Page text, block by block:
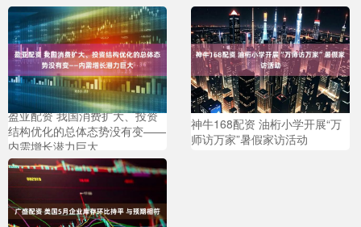
盈亚配资 我国消费扩大、投资
结构优化的总体态势没有变——
内需增长潜力巨大
神牛168配资 油桁小学开展“万
师访万家”暑假家访活动